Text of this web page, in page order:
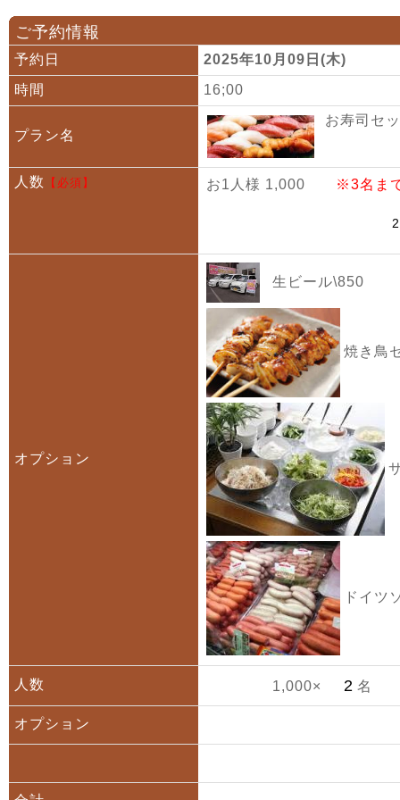
ご予約情報
予約日
2025年10月09日(木)
時間
16;00
プラン名
お寿司セ
人数 【必須】 お1人様 1,000 ※3名ま
オプション
生ビール\850
焼き鳥
ドイツ
人数 1,000× 名
オプション